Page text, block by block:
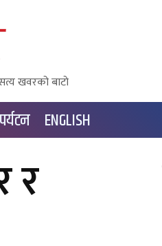
खवरको बाटाे
पर्यटन ENGLISH
र